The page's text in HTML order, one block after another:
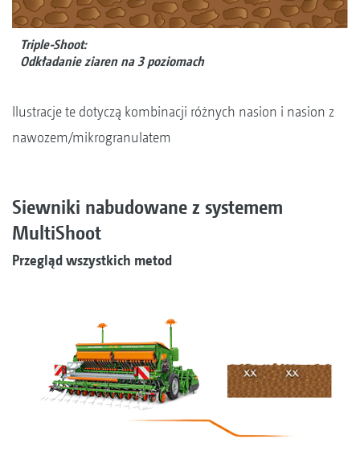
Triple-Shoot:
Odkładanie ziaren na 3 poziomach
Ilustracje te dotyczą kombinacji różnych nasion i nasion z
nawozem/mikrogranulatem
Siewniki nabudowane z systemem
MultiShoot
Przegląd wszystkich metod